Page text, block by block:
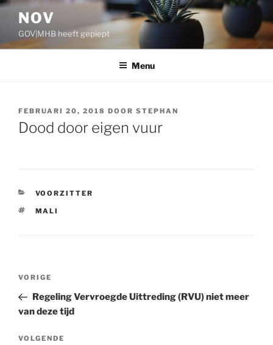
Ga
inhoud
NOV
GOV|MHB heeft gepiept
Menu
GEPLAATST
OP
FEBRUARI 20, 2018 DOOR STEPHAN
Dood door eigen vuur
CATEGORIEËN
VOORZITTER
TAGS
MALI
Bericht
Vorig
bericht
VORIGE
Regeling Vervroegde Uittreding (RVU) niet meer
van deze tijd
Volgend
VOLGENDE